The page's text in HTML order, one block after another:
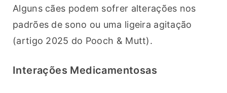
Alguns cães podem sofrer alterações nos
padrões de sono ou uma ligeira agitação
(artigo 2025 do Pooch & Mutt).
Interações Medicamentosas